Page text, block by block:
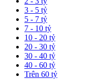
3 - 5 tỷ
5 - 7 tỷ
7 - 10 tỷ
10 - 20 tỷ
20 - 30 tỷ
30 - 40 tỷ
40 - 60 tỷ
Trên 60 tỷ